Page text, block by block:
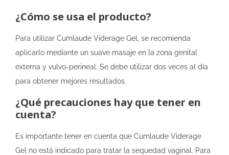
¿Cómo se usa el producto?
Para utilizar Cumlaude Viderage Gel, se recomienda
aplicarlo mediante un suave masaje en la zona genital
externa y vulvo-perineal. Se debe utilizar dos veces al día
para obtener mejores resultados.
¿Qué precauciones hay que tener en
cuenta?
Es importante tener en cuenta que Cumlaude Viderage
Gel no está indicado para tratar la sequedad vaginal. Para